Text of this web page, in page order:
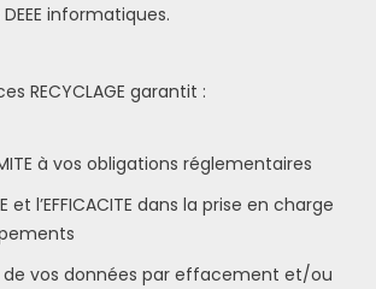
informatiques.
RECYCLAGE garantit :
à vos obligations réglementaires
et l’EFFICACITE dans la prise en charge
de vos données par effacement et/ou